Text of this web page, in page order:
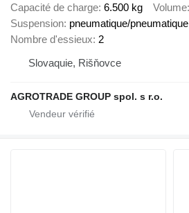
Capacité de charge 6.500 kg Volume
Suspension pneumatique/pneumatique
Nombre d'essieux 2
Slovaquie, Rišňovce
AGROTRADE GROUP spol. s r.o.